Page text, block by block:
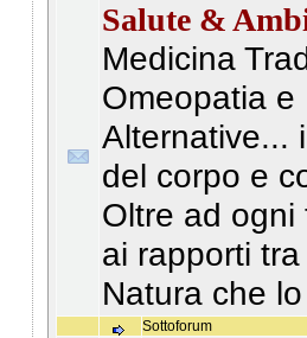
Salute &
Medicina
Omeopatia e
Alternative...
del corpo e
Oltre ad
ai rapporti
Natura che
Sottoforum